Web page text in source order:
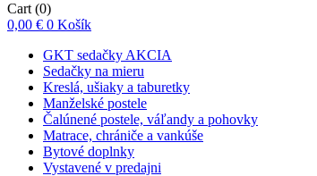
Cart (0)
0,00 € 0 Košík
GKT sedačky AKCIA
Sedačky na mieru
Kreslá, ušiaky a taburetky
Manželské postele
Čalúnené postele, váľandy a pohovky
Matrace, chrániče a vankúše
Bytové doplnky
Vystavené v predajni